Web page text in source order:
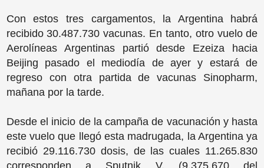
Con estos tres cargamentos, la Argentina habrá
recibido 30.487.730 vacunas. En tanto, otro vuelo de
Aerolíneas Argentinas partió desde Ezeiza hacia
Beijing pasado el mediodía de ayer y estará de
regreso con otra partida de vacunas Sinopharm,
mañana por la tarde.
Desde el inicio de la campaña de vacunación y hasta
este vuelo que llegó esta madrugada, la Argentina ya
recibió 29.116.730 dosis, de las cuales 11.265.830